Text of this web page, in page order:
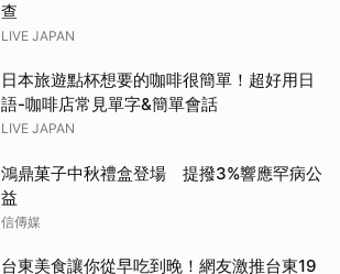
查
LIVE JAPAN
日本旅遊點杯想要的咖啡很簡單！超好用日
語-咖啡店常見單字&簡單會話
LIVE JAPAN
鴻鼎菓子中秋禮盒登場 提撥3%響應罕病公
益
信傳媒
台東美食讓你從早吃到晚！網友激推台東19